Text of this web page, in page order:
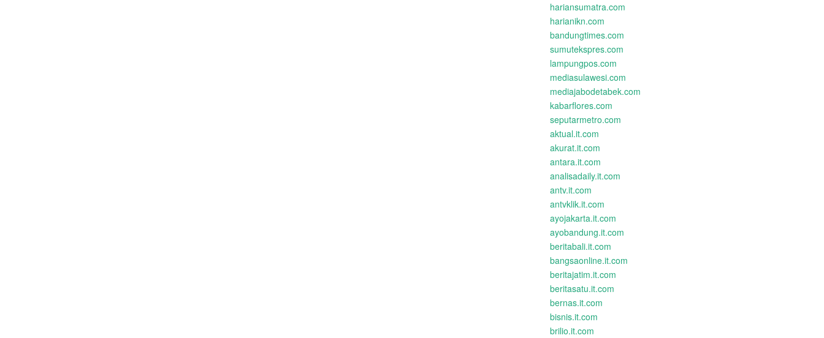
hariansumatra.com
harianikn.com
bandungtimes.com
sumutekspres.com
lampungpos.com
mediasulawesi.com
mediajabodetabek.com
kabarflores.com
seputarmetro.com
aktual.it.com
akurat.it.com
antara.it.com
analisadaily.it.com
antv.it.com
antvklik.it.com
ayojakarta.it.com
ayobandung.it.com
beritabali.it.com
bangsaonline.it.com
beritajatim.it.com
beritasatu.it.com
bernas.it.com
bisnis.it.com
brilio.it.com